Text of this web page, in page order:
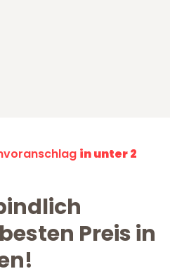
in unter 2
Preis in